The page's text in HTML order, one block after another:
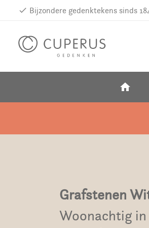
done Bijzondere gedenktekens sinds
home
Grafstenen
Woonachtig